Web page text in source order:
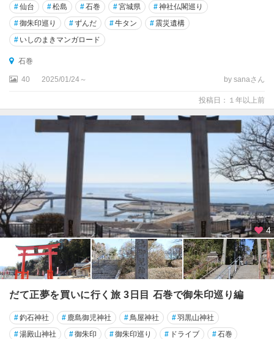
#仙台 #松島 #石巻 #宮城県 #神社仏閣巡り
#御朱印巡り #ずんだ #牛タン # 震災遺構
# いしのまきマンガロード
石巻
40 2025/01/24～ by sanaさん
投稿日：１年以上前
4
だて正夢を買いに行く旅 3日目 石巻で御朱印巡り編
#釣石神社 # 鹿島御児神社 # 鳥屋神社 #羽黒山神社
#湯殿山神社 #御朱印 #御朱印巡り # ドライブ #石巻